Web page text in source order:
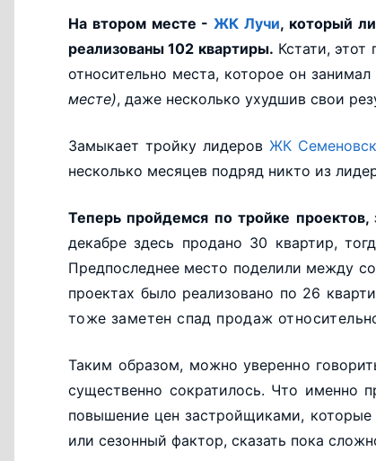
На втором месте -ЖК Лучи, который
реализованы 102 квартиры. Кстати,
относительно места, которое он
месте), даже несколько ухудшив свои
Замыкает тройку лидеров ЖК
несколько месяцев подряд никто из
Теперь пройдемся по тройке
декабре здесь продано 30 квартир,
Предпоследнее место поделили между
проектах было реализовано по 26
тоже заметен спад продаж
Таким образом, можно уверенно
существенно сократилось. Что именно
повышение цен застройщиками,
или сезонный фактор, сказать пока